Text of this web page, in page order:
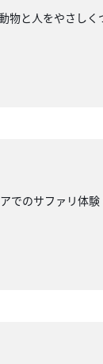
物と人をやさしく
でのサファリ体験